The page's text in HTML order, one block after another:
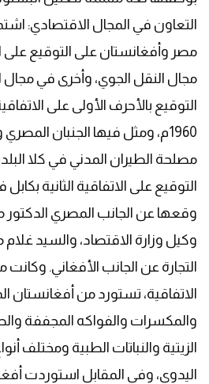
التعاون في المجال الاقتصادي:
مصر وأفغانستان على التوقيع على
مجال النقل الجوي، وأخرى في مجال
التوقيع بالأحرف الأولى على
1960م، ومثل فيها الجنبان
التوقيع على الاتفاقية الثانية
وقعها عن الجانب المصري
وكيل وزارة الاقتصاد، والسيد غلام
التجارة عن الجانب الأفغاني.
الاتفاقية، تستورد من أفغانستان
والمكسرات والفواكه المجففة
الزيتية والنباتات الطبية ومختلف
اليدوي، وفي المقابل استوردت